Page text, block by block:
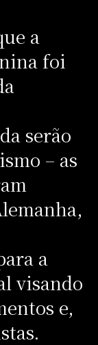
a
foi
serão
– as
a
visando
e,